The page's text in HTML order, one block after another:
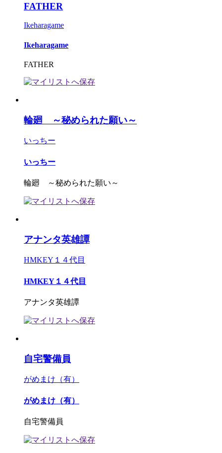
FATHER
Ikeharagame
Ikeharagame
FATHER
輪廻 ～秘められた願い～
いっちー
いっちー
輪廻 ～秘められた願い～
アナンタ英雄譚
HMKEY１４代目
HMKEY１４代目
アナンタ英雄譚
自宅警備員
がめまけ（有）
がめまけ（有）
自宅警備員